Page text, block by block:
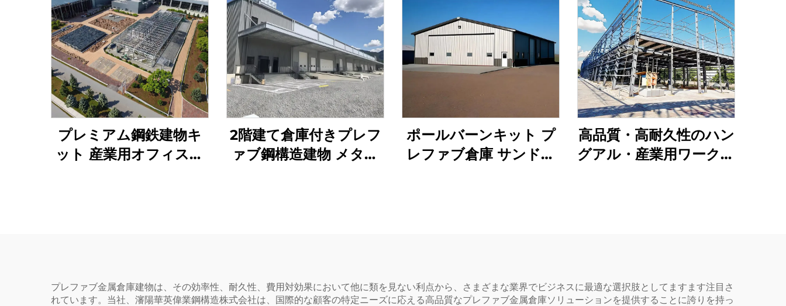
プレミアム鋼鉄建物キ
ット 産業用オフィスお
2階建て倉庫付きプレフ
ァブ鋼構造建物 メタル
ポールバーンキット プ
レファブ倉庫 サンドイ
高品質・高耐久性のハン
グアル・産業用ワークシ
プレファブ金属倉庫建物は、その効率性、耐久性、費用対効果において他に類を見ない利点から、さまざまな業界でビジネスに最適な選択肢としてますます注目さ
れています。当社、瀋陽華英偉業鋼構造株式会社は、国際的な顧客の特定ニーズに応える高品質なプレファブ金属倉庫ソリューションを提供することに誇りを持っ